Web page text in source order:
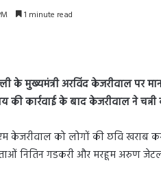
1 minute read
के मुख्यमंत्री अरविंद केजरीवाल पर
की कार्रवाई के बाद केजरीवाल ने चन्नी
केजरीवाल को लोगों की छवि खराब
नितिन गडकरी और मरहूम अरुण